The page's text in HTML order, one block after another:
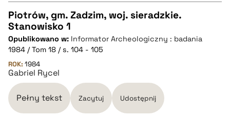
pobierz cytat
CZYSTY TEKST
pobierz cytat
BIBTEX
Piotrów, gm. Zadzim, woj. sieradzkie.
Stanowisko 1
Opublikowano w: Informator Archeologiczny : badania
1984 / Tom 18 / s. 104 - 105
ROK: 1984
Gabriel Rycel
Pełny tekst Zacytuj Udostępnij